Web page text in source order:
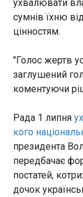
ЧИТАТЬ
Рубль
з 2022-го
16:43:37
за чотири роки. Про це
котирування
курс
це найбільше
початку
юань, а на
ЧИТАТЬ
ухвалювати
сумнів їхню
цінностям.
"Голос жертв
заглушений
коментуючи
Рада 1 липня
кого
президента
передбачає
постатей,
дочок